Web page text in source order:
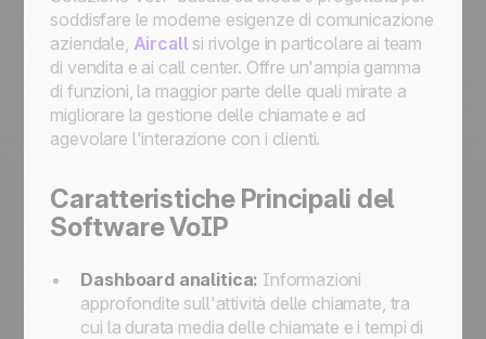
soddisfare le moderne esigenze di comunicazione
aziendale, Aircallsi rivolge in particolare ai team
di vendita e ai call center. Offre un'ampia gamma
di funzioni, la maggior parte delle quali mirate a
migliorare la gestione delle chiamate e ad
agevolare l'interazione con i clienti.
Caratteristiche Principali del
Software VoIP
Dashboard analitica: Informazioni
approfondite sull'attività delle chiamate, tra
cui la durata media delle chiamate e i tempi di